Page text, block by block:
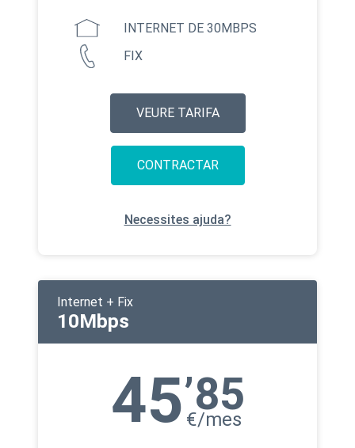
INTERNET DE 30MBPS
FIX
VEURE TARIFA
CONTRACTAR
Necessites ajuda?
Internet + Fix
10Mbps
45’85
€/mes